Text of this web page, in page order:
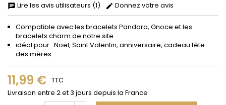
Lire les avis utilisateurs (1)
Donnez votre avis
Compatible avec les bracelets Pandora, Gnoce et les
bracelets charm de notre site
idéal pour : Noël, Saint Valentin, anniversaire, cadeau fête
des mères
11,99 € TTC
Livraison entre 2 et 3 jours depuis la France